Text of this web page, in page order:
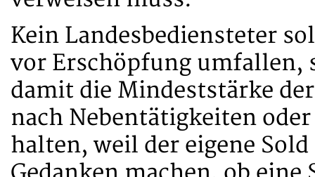
Kein Landesbediensteter
vor Erschöpfung umfallen,
damit die Mindeststärke
nach Nebentätigkeiten
halten, weil der eigene